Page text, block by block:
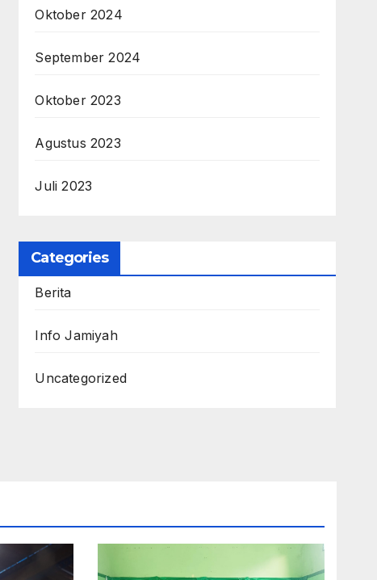
Oktober 2024
September 2024
Oktober 2023
Agustus 2023
Juli 2023
Categories
Berita
Info Jamiyah
Uncategorized